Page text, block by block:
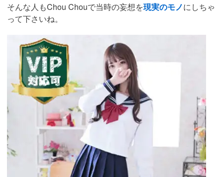
そんな人もChou Chouで当時の妄想を現実のモノにしちゃ
って下さいね。